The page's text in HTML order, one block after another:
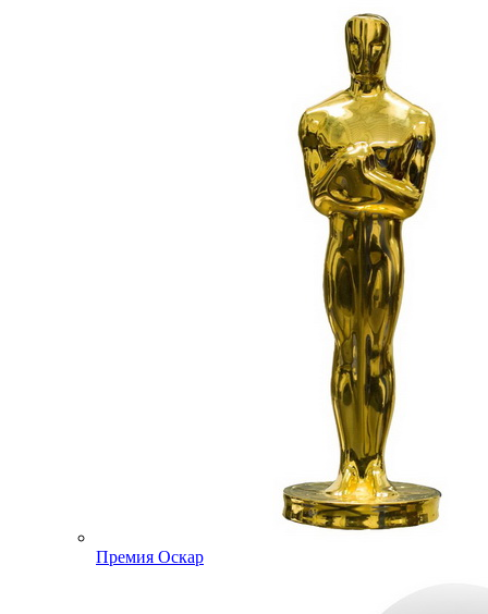
Премия Оскар